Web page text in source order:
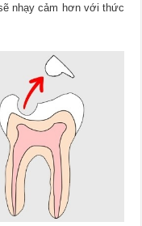
nhạy cảm hơn với thức